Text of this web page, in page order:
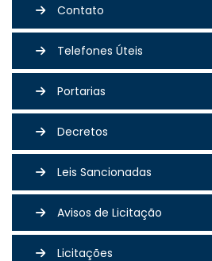
Contato
Telefones Úteis
Portarias
Decretos
Leis Sancionadas
Avisos de Licitação
Licitações